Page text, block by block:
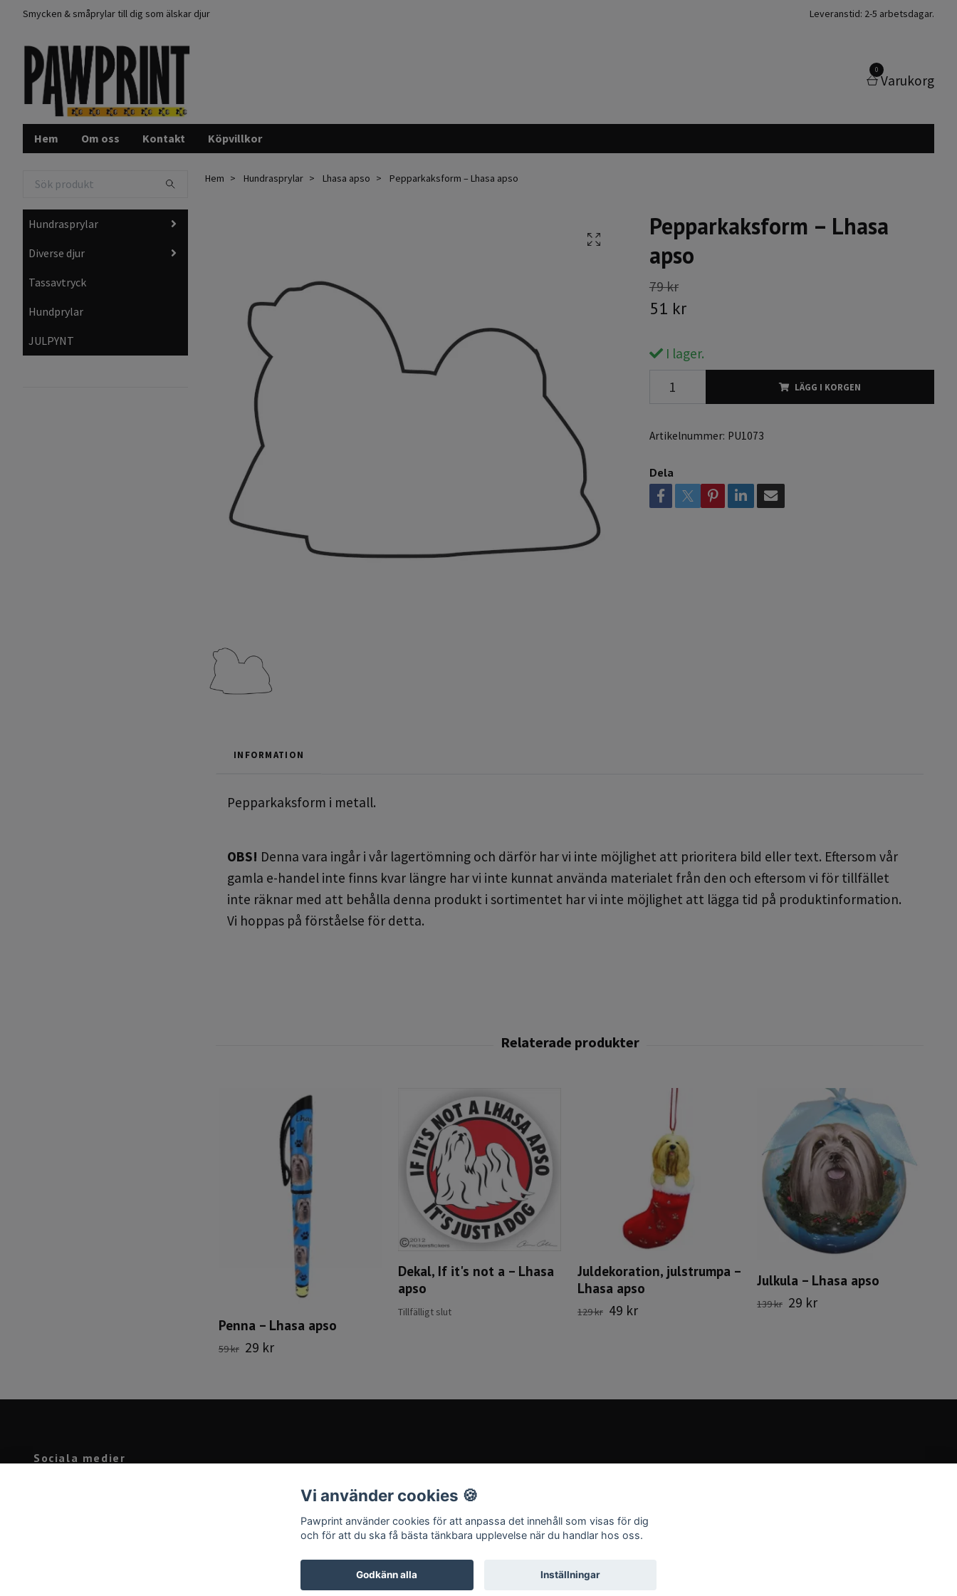
Smycken & småprylar till dig som älskar djur Leveranstid: 2-5 arbetsdagar.
0
Varukorg
Hem Om oss Kontakt Köpvillkor
Hundrasprylar
Diverse djur
Tassavtryck
Hundprylar
JULPYNT
Hem Hundrasprylar Lhasa apso Pepparkaksform – Lhasa apso
Pepparkaksform – Lhasa
apso
79 kr
51 kr
I lager.
LÄGG I KORGEN
Artikelnummer: PU1073
Dela
INFORMATION
Pepparkaksform i metall.
OBS! Denna vara ingår i vår lagertömning och därför har vi inte möjlighet att prioritera bild eller text. Eftersom vår
gamla e-handel inte finns kvar längre har vi inte kunnat använda materialet från den och eftersom vi för tillfället
inte räknar med att behålla denna produkt i sortimentet har vi inte möjlighet att lägga tid på produktinformation.
Vi hoppas på förståelse för detta.
Penna – Lhasa apso
59 kr 29 kr
Dekal, If it's not a – Lhasa
apso
Tillfälligt slut
Juldekoration, julstrumpa –
Lhasa apso
129 kr 49 kr
Julkula – Lhasa apso
139 kr 29 kr
Sociala medier
Vi använder cookies 🍪
Pawprint använder cookies för att anpassa det innehåll som visas för dig
och för att du ska få bästa tänkbara upplevelse när du handlar hos oss.
Godkänn alla Inställningar